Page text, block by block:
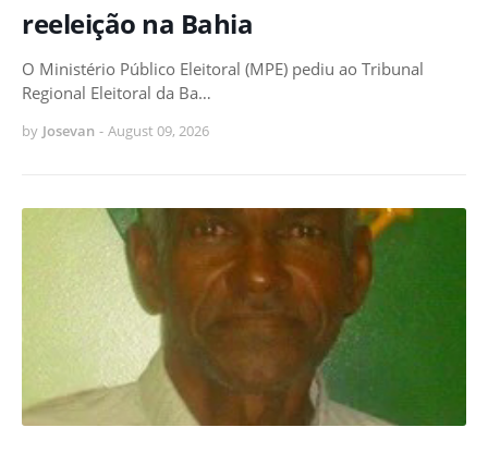
reeleição na Bahia
O Ministério Público Eleitoral (MPE) pediu ao Tribunal
Regional Eleitoral da Ba…
by Josevan - August 09, 2026